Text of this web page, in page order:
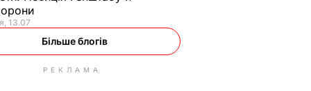
13.07
Більше блогів
РЕКЛАМА